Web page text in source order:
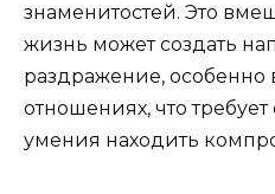
знаменитостей. Это
жизнь может создать
раздражение, особенно
отношениях, что
умения находить